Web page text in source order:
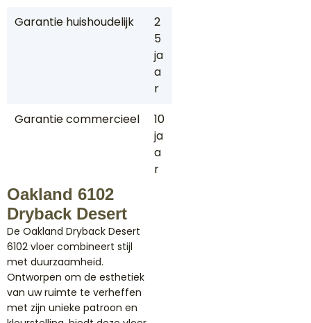
Garantie huishoudelijk
2
5
ja
a
r
Garantie commercieel
10
ja
a
r
Oakland 6102
Dryback Desert
De Oakland Dryback Desert
6102 vloer combineert stijl
met duurzaamheid.
Ontworpen om de esthetiek
van uw ruimte te verheffen
met zijn unieke patroon en